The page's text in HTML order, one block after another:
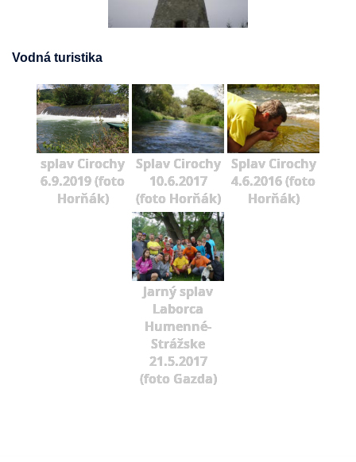
Vodná turistika
splav Cirochy
6.9.2019 (foto
Horňák)
Splav Cirochy
10.6.2017
(foto Horňák)
Splav Cirochy
4.6.2016 (foto
Horňák)
Jarný splav
Laborca
Humenné-
Strážske
21.5.2017
(foto Gazda)